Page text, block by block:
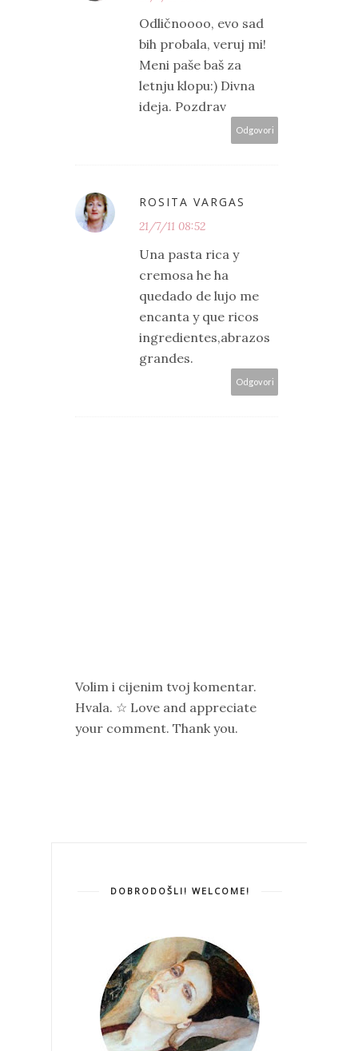
Odličnoooo, evo sad
bih probala, veruj mi!
Meni paše baš za
letnju klopu:) Divna
ideja. Pozdrav
Odgovori
ROSITA VARGAS
21/7/11 08:52
Una pasta rica y
cremosa he ha
quedado de lujo me
encanta y que ricos
ingredientes,abrazos
grandes.
Odgovori
Volim i cijenim tvoj komentar.
Hvala. ☆ Love and appreciate
your comment. Thank you.
DOBRODOŠLI! WELCOME!